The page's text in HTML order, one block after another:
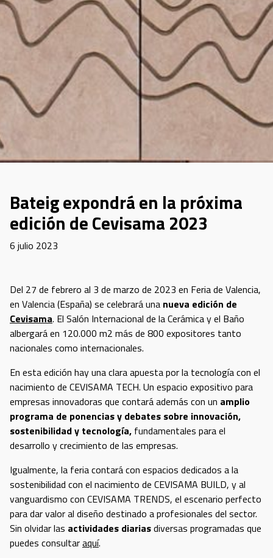
Bateig expondrá en la próxima
edición de Cevisama 2023
6 julio 2023
Del 27 de febrero al 3 de marzo de 2023 en Feria de Valencia,
en Valencia (España) se celebrará una nueva edición de
Cevisama. El Salón Internacional de la Cerámica y el Baño
albergará en 120.000 m2 más de 800 expositores tanto
nacionales como internacionales.
En esta edición hay una clara apuesta por la tecnología con el
nacimiento de CEVISAMA TECH. Un espacio expositivo para
empresas innovadoras que contará además con un amplio
programa de ponencias y debates sobre innovación,
sostenibilidad y tecnología, fundamentales para el
desarrollo y crecimiento de las empresas.
Igualmente, la feria contará con espacios dedicados a la
sostenibilidad con el nacimiento de CEVISAMA BUILD, y al
vanguardismo con CEVISAMA TRENDS, el escenario perfecto
para dar valor al diseño destinado a profesionales del sector.
Sin olvidar las actividades diariasdiversas programadas que
puedes consultaraquí.